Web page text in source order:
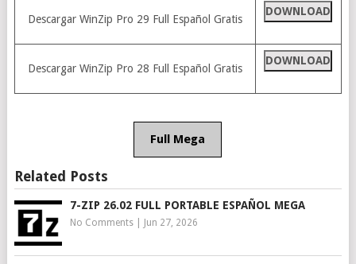
Descargar WinZip Pro 29 Full Español Gratis
DOWNLOAD
Descargar WinZip Pro 28 Full Español Gratis
DOWNLOAD
Full Mega
Related Posts
7-ZIP 26.02 FULL PORTABLE ESPAÑOL MEGA
No Comments| Jun 27, 2026